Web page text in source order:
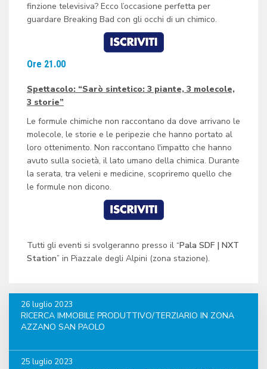
finzione televisiva? Ecco l’occasione perfetta per
guardare Breaking Bad con gli occhi di un chimico.
Ore 21.00
Spettacolo: “Sarò sintetico: 3 piante, 3 molecole,
3 storie”
Le formule chimiche non raccontano da dove arrivano le
molecole, le storie e le peripezie che hanno portato al
loro ottenimento. Non raccontano l'impatto che hanno
avuto sulla società, il lato umano della chimica. Durante
la serata, tra veleni e medicine, scopriremo quello che
le formule non dicono.
Tutti gli eventi si svolgeranno presso il “Pala SDF | NXT
Station” in Piazzale degli Alpini (zona stazione).
26 luglio 2023
RICERCA IMMOBILE PRODUTTIVO/TERZIARIO IN ZONA
AZZANO SAN PAOLO
25 luglio 2023